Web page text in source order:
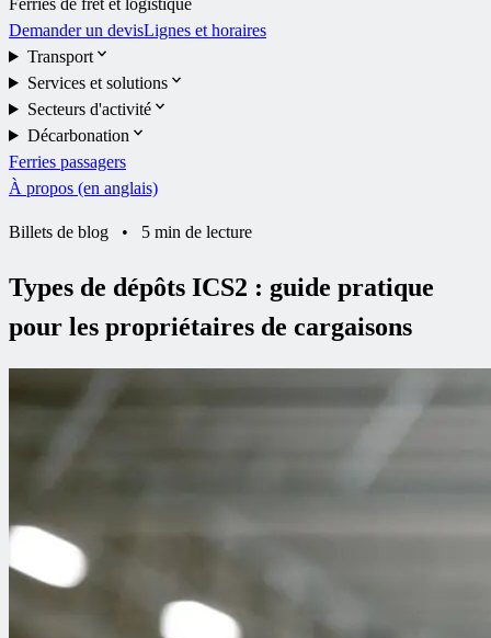
Ferries de fret et logistique
Demander un devisLignes et horaires
Transport
Services et solutions
Secteurs d'activité
Décarbonation
Ferries passagers
À propos (en anglais)
Billets de blog • 5 min de lecture
Types de dépôts ICS2 : guide pratique
pour les propriétaires de cargaisons